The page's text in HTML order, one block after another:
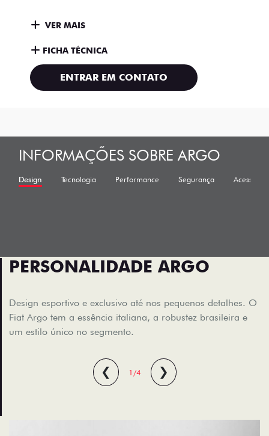
VER MAIS
FICHA TÉCNICA
ENTRAR EM CONTATO
INFORMAÇÕES SOBRE ARGO
Design Tecnologia Performance Segurança Acessórios
PERSONALIDADE ARGO
Design esportivo e exclusivo até nos pequenos detalhes. O
Fiat Argo tem a essência italiana, a robustez brasileira e
um estilo único no segmento.
❮ 1/4 ❯